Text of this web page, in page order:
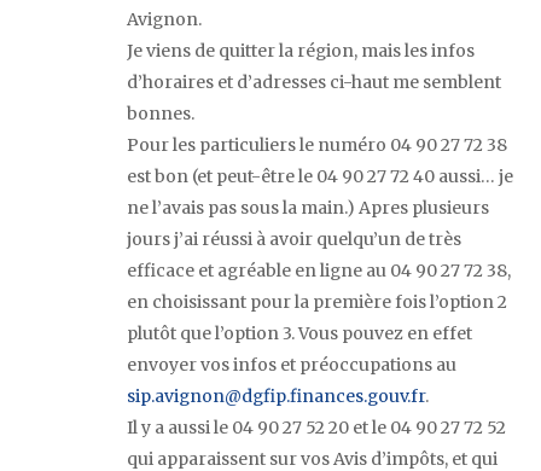
Avignon.
Je viens de quitter la région, mais les infos
d’horaires et d’adresses ci-haut me semblent
bonnes.
Pour les particuliers le numéro 04 90 27 72 38
est bon (et peut-être le 04 90 27 72 40 aussi… je
ne l’avais pas sous la main.) Apres plusieurs
jours j’ai réussi à avoir quelqu’un de très
efficace et agréable en ligne au 04 90 27 72 38,
en choisissant pour la première fois l’option 2
plutôt que l’option 3. Vous pouvez en effet
envoyer vos infos et préoccupations au
sip.avignon@dgfip.finances.gouv.fr.
Il y a aussi le 04 90 27 52 20 et le 04 90 27 72 52
qui apparaissent sur vos Avis d’impôts, et qui